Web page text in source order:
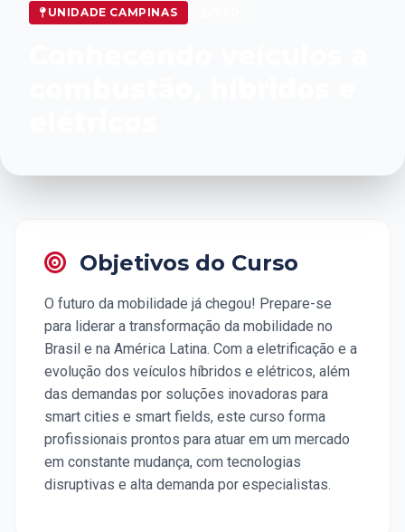
UNIDADE CAMPINAS
Objetivos do Curso
O futuro da mobilidade já chegou! Prepare-se
para liderar a transformação da mobilidade no
Brasil e na América Latina. Com a eletrificação e a
evolução dos veículos híbridos e elétricos, além
das demandas por soluções inovadoras para
smart cities e smart fields, este curso forma
profissionais prontos para atuar em um mercado
em constante mudança, com tecnologias
disruptivas e alta demanda por especialistas.